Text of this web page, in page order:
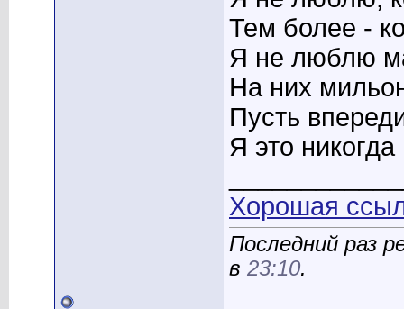
Тем более -
Я не люблю
На них
Пусть
Я это
Хорошая
Последний раз
в 23:10.